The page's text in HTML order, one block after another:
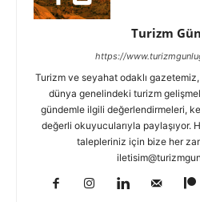
Turizm
https://
Turizm ve seyahat odaklı
dünya genelindeki turizm
gündemle ilgili değerlendirmeleri,
değerli okuyucularıyla paylaşıyor.
talepleriniz için bize her